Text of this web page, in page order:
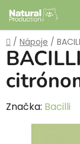
na
obsah
Domov
/ Nápoje /
Značka: Bacilli